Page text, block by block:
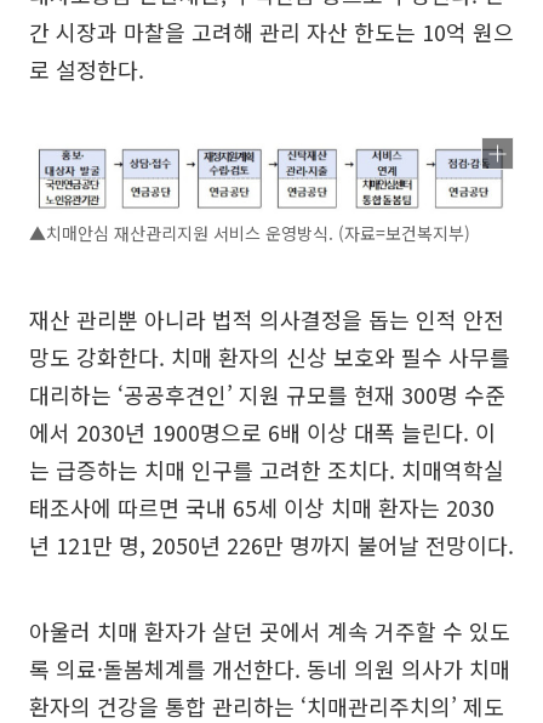
간 시장과 마찰을 고려해 관리 자산 한도는 10억 원으
로 설정한다.
▲치매안심 재산관리지원 서비스 운영방식. (자료=보건복지부)
재산 관리뿐 아니라 법적 의사결정을 돕는 인적 안전
망도 강화한다. 치매 환자의 신상 보호와 필수 사무를
대리하는 ‘공공후견인’ 지원 규모를 현재 300명 수준
에서 2030년 1900명으로 6배 이상 대폭 늘린다. 이
는 급증하는 치매 인구를 고려한 조치다. 치매역학실
태조사에 따르면 국내 65세 이상 치매 환자는 2030
년 121만 명, 2050년 226만 명까지 불어날 전망이다.
아울러 치매 환자가 살던 곳에서 계속 거주할 수 있도
록 의료·돌봄체계를 개선한다. 동네 의원 의사가 치매
환자의 건강을 통합 관리하는 ‘치매관리주치의’ 제도